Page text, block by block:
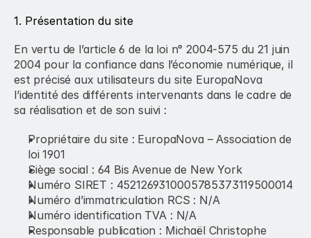
1. Présentation du site
En vertu de l’article 6 de la loi n° 2004-575 du 21 juin
2004 pour la confiance dans l’économie numérique, il
est précisé aux utilisateurs du site EuropaNova
l’identité des différents intervenants dans le cadre de
sa réalisation et de son suivi :
Propriétaire du site : EuropaNova – Association de
loi 1901
Siège social : 64 Bis Avenue de New York
Numéro SIRET : 4521269310005785373119500014
Numéro d’immatriculation RCS : N/A
Numéro identification TVA : N/A
Responsable publication : Michaël Christophe